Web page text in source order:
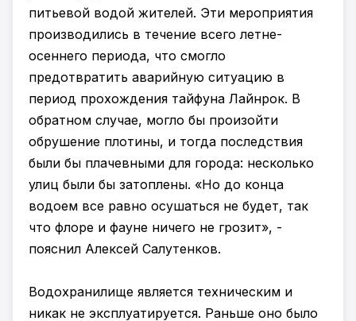
питьевой водой жителей. Эти мероприятия
производились в течение всего летне-
осеннего периода, что смогло
предотвратить аварийную ситуацию в
период прохождения тайфуна Лайнрок. В
обратном случае, могло бы произойти
обрушение плотины, и тогда последствия
были бы плачевными для города: несколько
улиц были бы затоплены. «Но до конца
водоем все равно осушаться не будет, так
что флоре и фауне ничего не грозит», -
пояснил Алексей Салутенков.
Водохранилище является техническим и
никак не эксплуатируется. Раньше оно было